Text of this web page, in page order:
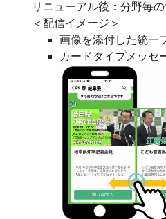
リニューアル後：分野毎
＜配信イメージ＞
画像を添付した統一
カードタイプメッセ